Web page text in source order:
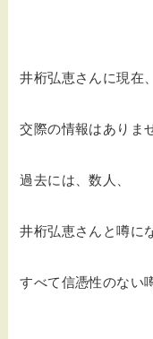
井桁弘恵さんに現在、
交際の情報はありま
過去には、数人、
井桁弘恵さんと噂に
すべて信憑性のない